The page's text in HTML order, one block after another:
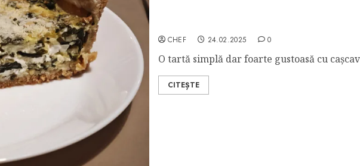
CHEF 24.02.2025 0
O tartă simplă dar foarte gustoasă cu
CITEȘTE